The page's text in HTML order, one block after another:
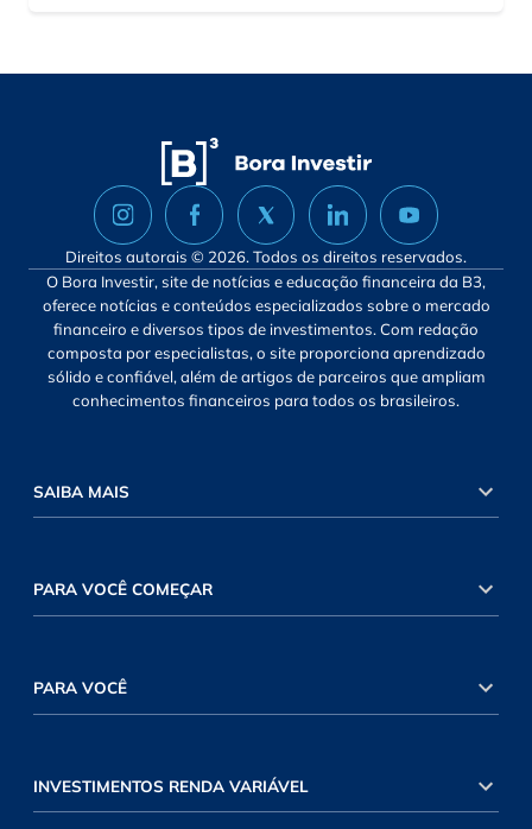
Direitos autorais © 2026. Todos os direitos reservados.
O Bora Investir, site de notícias e educação financeira da B3,
oferece notícias e conteúdos especializados sobre o mercado
financeiro e diversos tipos de investimentos. Com redação
composta por especialistas, o site proporciona aprendizado
sólido e confiável, além de artigos de parceiros que ampliam
conhecimentos financeiros para todos os brasileiros.
SAIBA MAIS
PARA VOCÊ COMEÇAR
PARA VOCÊ
INVESTIMENTOS RENDA VARIÁVEL